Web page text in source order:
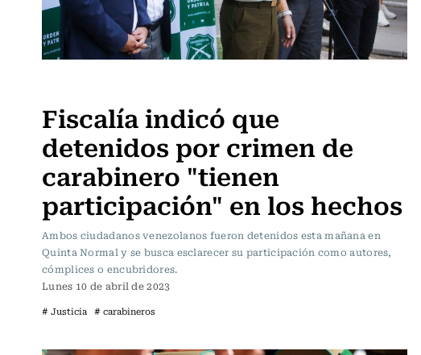
Fiscalía indicó que
detenidos por crimen de
carabinero "tienen
participación" en los hechos
Ambos ciudadanos venezolanos fueron detenidos esta mañana en
Quinta Normal y se busca esclarecer su participación como autores,
cómplices o encubridores.
Lunes 10 de abril de 2023
# Justicia # carabineros